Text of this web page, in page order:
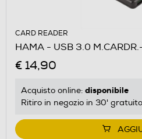
CARD READER
HAMA - USB 3.0
€ 14,90
Acquisto online: disponibile
Ritiro in negozio in 30'